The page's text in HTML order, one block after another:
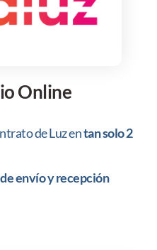
Online
de Luz entan solo 2
envío y recepción